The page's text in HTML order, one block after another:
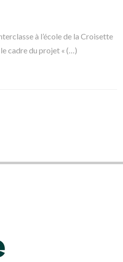
à l’école de la Croisette
cadre du projet « (…)